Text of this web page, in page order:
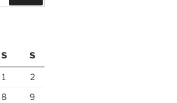
S S
1
2
8
9